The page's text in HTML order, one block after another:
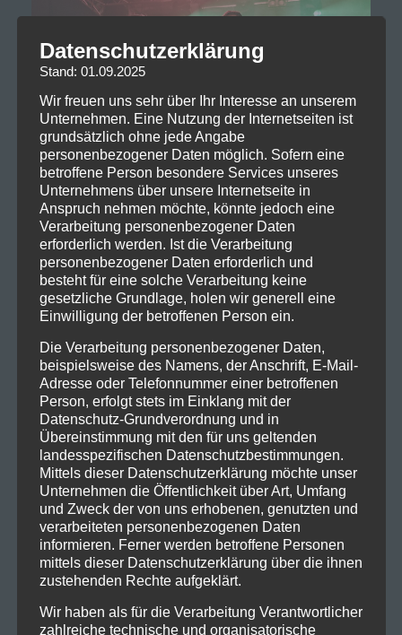
Datenschutzerklärung
Stand: 01.09.2025
Wir freuen uns sehr über Ihr Interesse an unserem
Unternehmen. Eine Nutzung der Internetseiten ist
grundsätzlich ohne jede Angabe
personenbezogener Daten möglich. Sofern eine
betroffene Person besondere Services unseres
Unternehmens über unsere Internetseite in
Anspruch nehmen möchte, könnte jedoch eine
Verarbeitung personenbezogener Daten
erforderlich werden. Ist die Verarbeitung
personenbezogener Daten erforderlich und
besteht für eine solche Verarbeitung keine
gesetzliche Grundlage, holen wir generell eine
Einwilligung der betroffenen Person ein.
Die Verarbeitung personenbezogener Daten,
beispielsweise des Namens, der Anschrift, E-Mail-
Adresse oder Telefonnummer einer betroffenen
Person, erfolgt stets im Einklang mit der
Datenschutz-Grundverordnung und in
Übereinstimmung mit den für uns geltenden
landesspezifischen Datenschutzbestimmungen.
Mittels dieser Datenschutzerklärung möchte unser
Unternehmen die Öffentlichkeit über Art, Umfang
und Zweck der von uns erhobenen, genutzten und
verarbeiteten personenbezogenen Daten
informieren. Ferner werden betroffene Personen
mittels dieser Datenschutzerklärung über die ihnen
zustehenden Rechte aufgeklärt.
Wir haben als für die Verarbeitung Verantwortlicher
zahlreiche technische und organisatorische